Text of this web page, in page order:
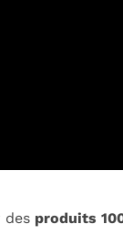
des produits